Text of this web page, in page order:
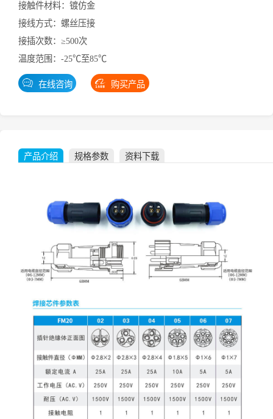
接触件材料：镀仿金
接线方式：螺丝压接
接插次数：≥500次
温度范围：-25℃至85℃
在线咨询 购买产品
产品介绍 规格参数 资料下载